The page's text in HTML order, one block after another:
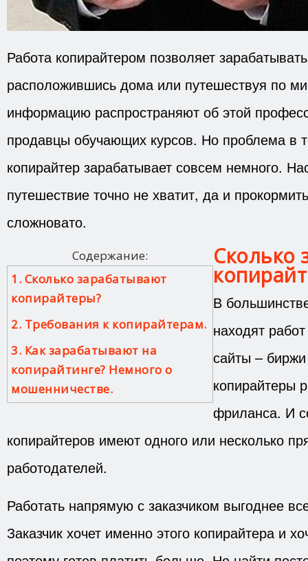
Работа копирайтером позволяет
расположившись дома или путешествуя по
информацию распространяют об этой
продавцы обучающих курсов. Но проблема в
копирайтер зарабатывает совсем немного.
путешествие точно не хватит, да и
сложновато.
Содержание:
1. Сколько зарабатывают
копирайтеры?
2. Требования к копирайтерам.
3. Как зарабатывают на
копирайтинге? Немного о
мошенничестве.
Сколько
В
находят
сайты –
копирайтеры
фриланса. И
копирайтеров имеют одного или несколько
работодателей.
Работать напрямую с заказчиком выгоднее
Заказчик хочет именно этого копирайтера и